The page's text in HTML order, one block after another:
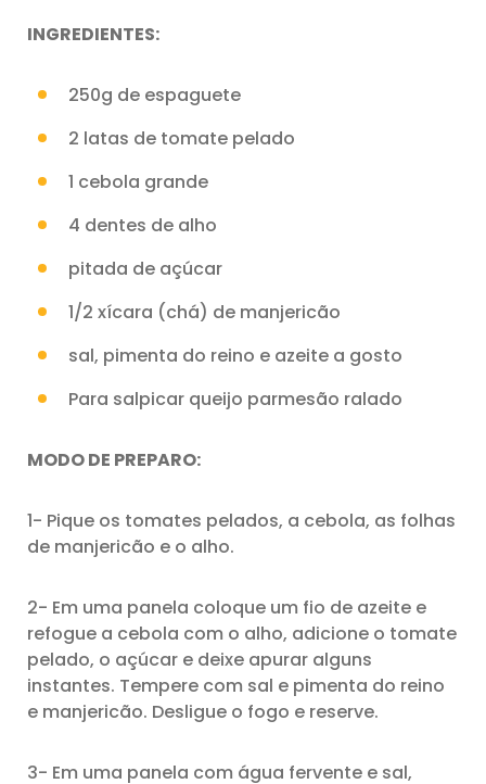
INGREDIENTES:
250g de espaguete
2 latas de tomate pelado
1 cebola grande
4 dentes de alho
pitada de açúcar
1/2 xícara (chá) de manjericão
sal, pimenta do reino e azeite a gosto
Para salpicar queijo parmesão ralado
MODO DE PREPARO:
1- Pique os tomates pelados, a cebola, as folhas
de manjericão e o alho.
2- Em uma panela coloque um fio de azeite e
refogue a cebola com o alho, adicione o tomate
pelado, o açúcar e deixe apurar alguns
instantes. Tempere com sal e pimenta do reino
e manjericão. Desligue o fogo e reserve.
3- Em uma panela com água fervente e sal,